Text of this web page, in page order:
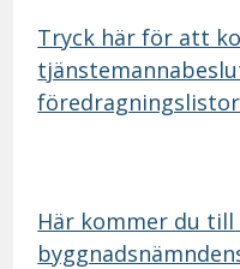
Tryck här för att
Här kommer du till